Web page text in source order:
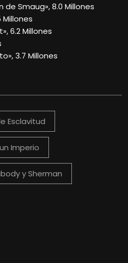
de Smaug», 8.0 Millones
Millones
6.2 Millones
3.7 Millones
Esclavitud
Imperio
y Sherman